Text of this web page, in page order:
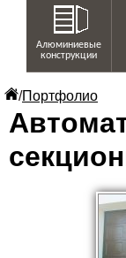
Алюминиевые
конструкции
/Портфолио